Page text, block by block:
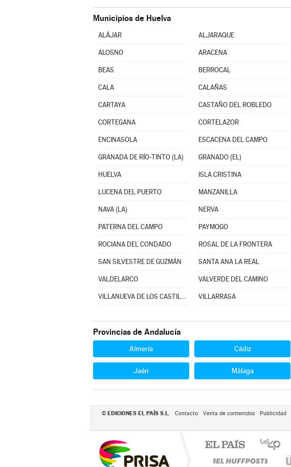
Municipios de Huelva
ALÁJAR ALJARAQUE
ALOSNO ARACENA
BEAS BERROCAL
CALA CALAÑAS
CARTAYA CASTAÑO DEL ROBLEDO
CORTEGANA CORTELAZOR
ENCINASOLA ESCACENA DEL CAMPO
GRANADA DE RÍO-TINTO (LA) GRANADO (EL)
HUELVA ISLA CRISTINA
LUCENA DEL PUERTO MANZANILLA
NAVA (LA) NERVA
PATERNA DEL CAMPO PAYMOGO
ROCIANA DEL CONDADO ROSAL DE LA FRONTERA
SAN SILVESTRE DE GUZMÁN SANTA ANA LA REAL
VALDELARCO VALVERDE DEL CAMINO
VILLANUEVA DE LOS CASTILLEJOS VILLARRASA
Provincias de Andalucía
Almería Cádiz
Jaén Málaga
© EDICIONES EL PAÍS S.L. Contacto Venta de contenidos Publicidad